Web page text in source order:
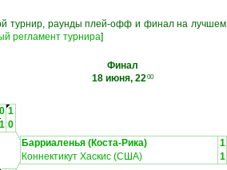
турнир, раунды плей-офф и финал на лучшем
регламент турнира]
Финал
18 июня, 2200
0 1
1 0
Барриаленья (Коста-Рика)
1
Коннектикут Хаскис (США)
1